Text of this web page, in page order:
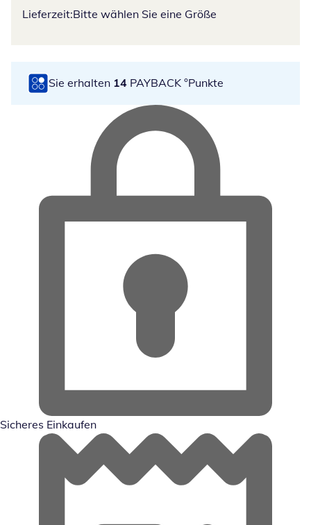
Lieferzeit:Bitte wählen Sie eine Größe
Sie erhalten 14 PAYBACK °Punkte
Sicheres Einkaufen